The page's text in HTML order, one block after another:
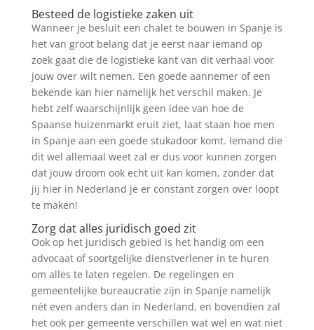
Besteed de logistieke zaken uit
Wanneer je besluit een chalet te bouwen in Spanje is
het van groot belang dat je eerst naar iemand op
zoek gaat die de logistieke kant van dit verhaal voor
jouw over wilt nemen. Een goede aannemer of een
bekende kan hier namelijk het verschil maken. Je
hebt zelf waarschijnlijk geen idee van hoe de
Spaanse huizenmarkt eruit ziet, laat staan hoe men
in Spanje aan een goede stukadoor komt. Iemand die
dit wel allemaal weet zal er dus voor kunnen zorgen
dat jouw droom ook echt uit kan komen, zonder dat
jij hier in Nederland je er constant zorgen over loopt
te maken!
Zorg dat alles juridisch goed zit
Ook op het juridisch gebied is het handig om een
advocaat of soortgelijke dienstverlener in te huren
om alles te laten regelen. De regelingen en
gemeentelijke bureaucratie zijn in Spanje namelijk
nét even anders dan in Nederland, en bovendien zal
het ook per gemeente verschillen wat wel en wat niet